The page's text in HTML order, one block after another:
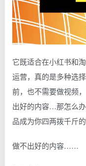
它既适合在小红书和
运营，真的是多种选
前，也不需要做视频
出好的内容…那怎么
品成为你四两拨千斤的
做不出好的内容……